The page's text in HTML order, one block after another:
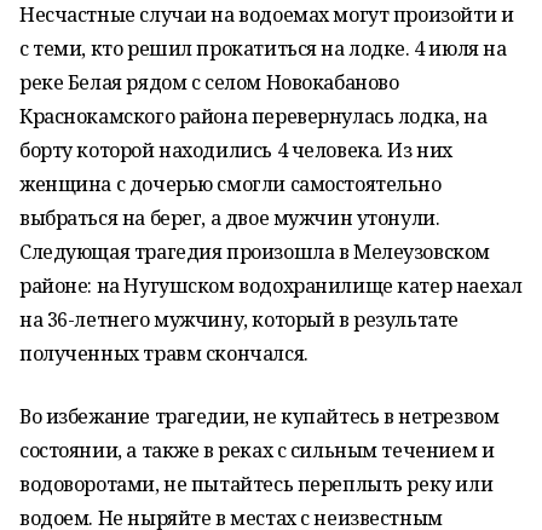
Несчастные случаи на водоемах могут произойти и
с теми, кто решил прокатиться на лодке. 4 июля на
реке Белая рядом с селом Новокабаново
Краснокамского района перевернулась лодка, на
борту которой находились 4 человека. Из них
женщина с дочерью смогли самостоятельно
выбраться на берег, а двое мужчин утонули.
Следующая трагедия произошла в Мелеузовском
районе: на Нугушском водохранилище катер наехал
на 36-летнего мужчину, который в результате
полученных травм скончался.
Во избежание трагедии, не купайтесь в нетрезвом
состоянии, а также в реках с сильным течением и
водоворотами, не пытайтесь переплыть реку или
водоем. Не ныряйте в местах с неизвестным